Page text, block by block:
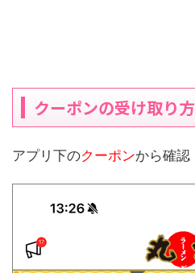
クーポンの受け取り方
アプリ下のクーポンから確認